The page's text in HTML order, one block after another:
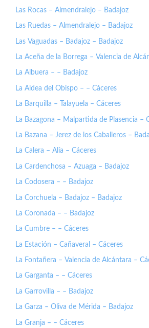
Las Rocas – Almendralejo – Badajoz
Las Ruedas – Almendralejo – Badajoz
Las Vaguadas – Badajoz – Badajoz
La Aceña de la Borrega – Valencia de
La Albuera – – Badajoz
La Aldea del Obispo – – Cáceres
La Barquilla – Talayuela – Cáceres
La Bazagona – Malpartida de Plasencia –
La Bazana – Jerez de los Caballeros –
La Calera – Alía – Cáceres
La Cardenchosa – Azuaga – Badajoz
La Codosera – – Badajoz
La Corchuela – Badajoz – Badajoz
La Coronada – – Badajoz
La Cumbre – – Cáceres
La Estación – Cañaveral – Cáceres
La Fontañera – Valencia de Alcántara –
La Garganta – – Cáceres
La Garrovilla – – Badajoz
La Garza – Oliva de Mérida – Badajoz
La Granja – – Cáceres